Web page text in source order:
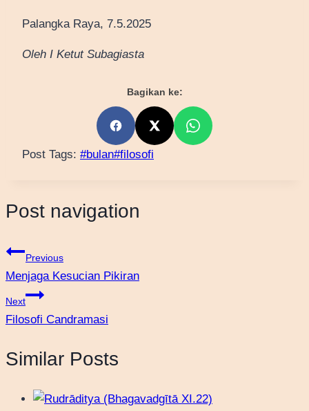
Palangka Raya, 7.5.2025
Oleh I Ketut Subagiasta
Bagikan ke:
Post Tags: #bulan#filosofi
Post navigation
Previous
Menjaga Kesucian Pikiran
Next
Filosofi Candramasi
Similar Posts